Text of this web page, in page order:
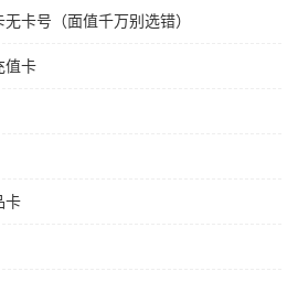
卡号（面值千万别选错）
值卡
卡